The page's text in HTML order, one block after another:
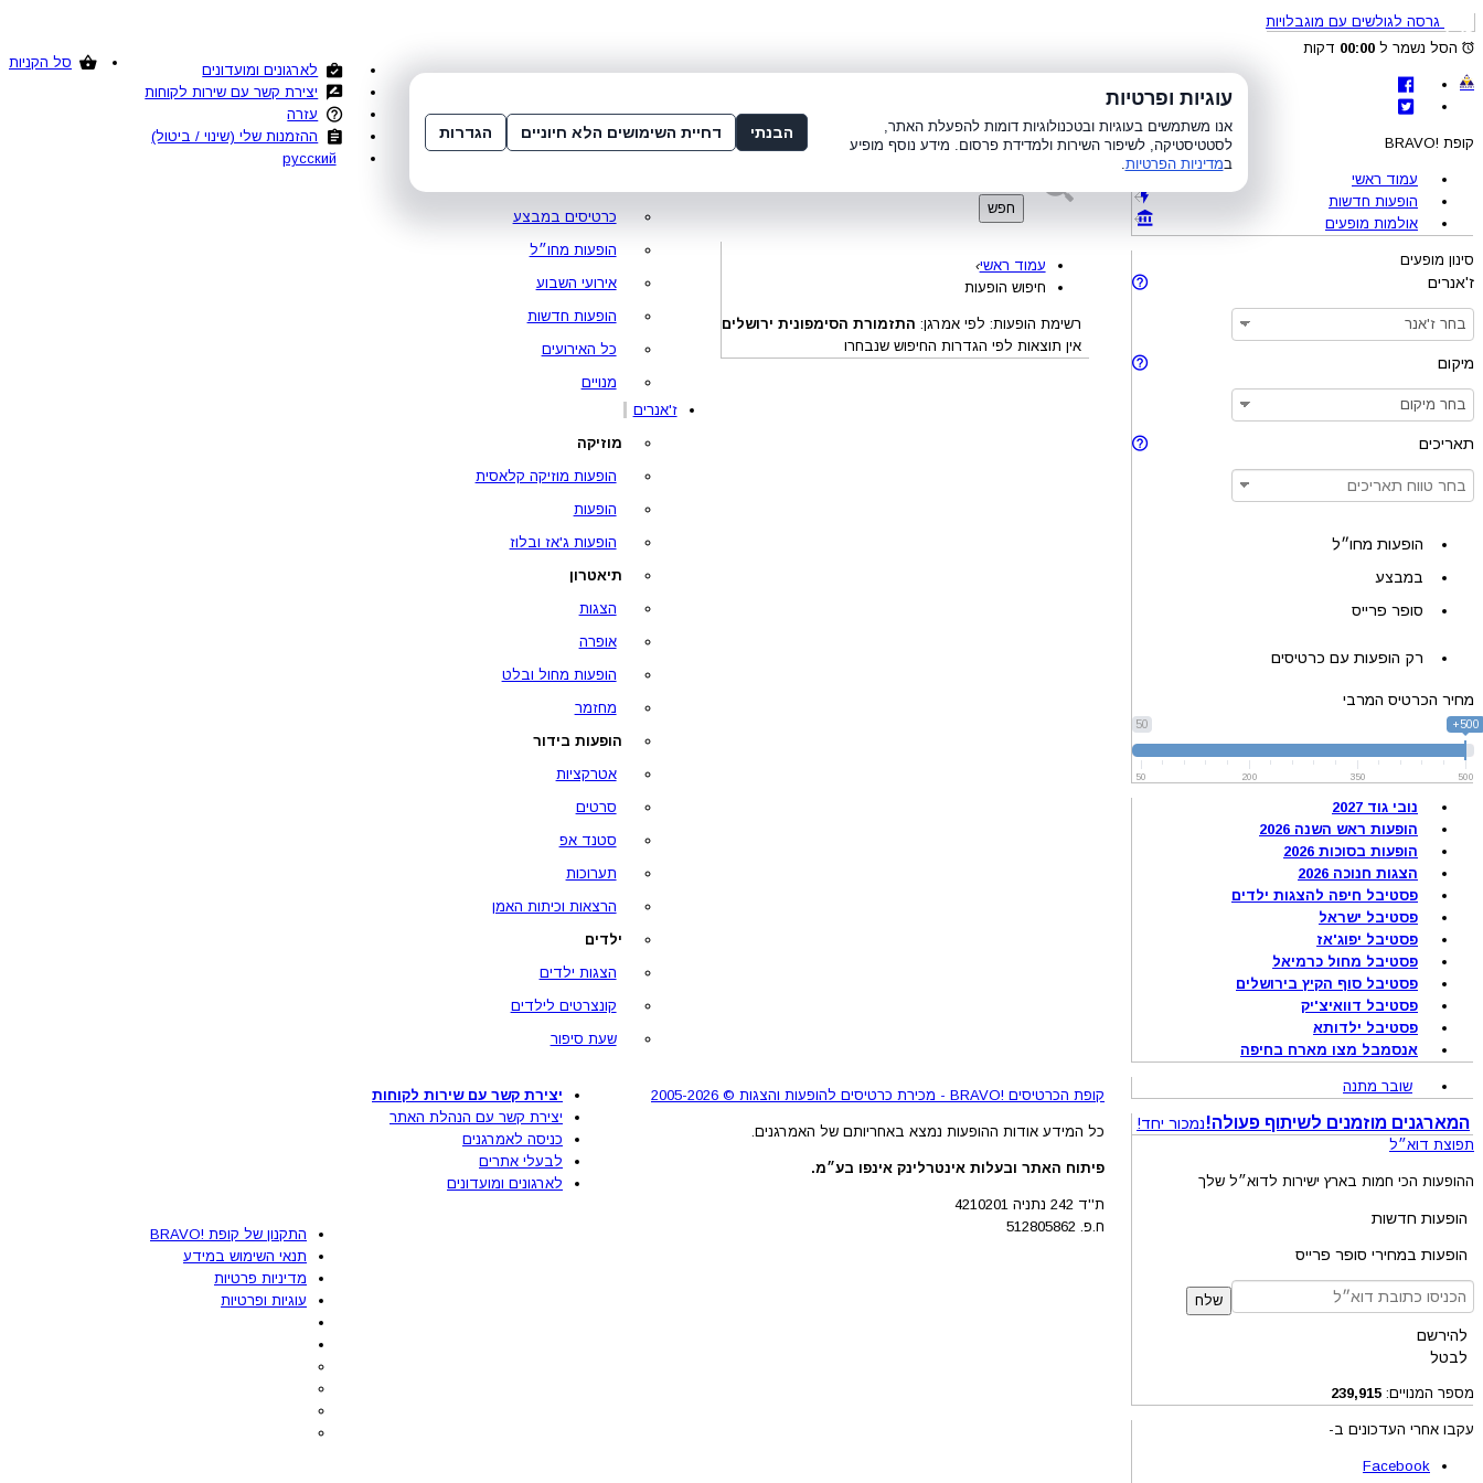
גרסה לגולשים עם מוגבלויות
סל הקניות
הסל נשמר ל 00:00 דקות
קופת !BRAVO
עמוד ראשי
סופר פרייס
כרטיסים במבצע
הופעות מחו״ל
אירועי השבוע
הופעות חדשות
כל האירועים
מנויים
ז'אנרים
מוזיקה
הופעות מוזיקה קלאסית
הופעות
הופעות ג'אז ובלוז
תיאטרון
הצגות
אופרה
הופעות מחול ובלט
מחזמר
הופעות בידור
אטרקציות
סרטים
סטנד אפ
תערוכות
הרצאות וכיתות האמן
ילדים
הצגות ילדים
קונצרטים לילדים
שעת סיפור
לארגונים ומועדונים
יצירת קשר עם שירות לקוחות
עזרה
ההזמנות שלי (שינוי / ביטול)
русский
חפש
עמוד ראשי›
חיפוש הופעות
רשימת הופעות: לפי אמרגן: התזמורת הסימפונית ירושלים
אין תוצאות לפי הגדרות החיפוש שנבחרו
עמוד ראשי
הופעות חדשות
אולמות מופעים
סינון מופעים
ז'אנרים
מיקום
תאריכים
הופעות מחו״ל
במבצע
סופר פרייס
רק הופעות עם כרטיסים
מחיר הכרטיס המרבי
50 500+
50 200 350 500
נובי גוד 2027
הופעות ראש השנה 2026
הופעות בסוכות 2026
הצגות חנוכה 2026
פסטיבל חיפה להצגות ילדים
פסטיבל ישראל
פסטיבל יפוג'אז
פסטיבל מחול כרמיאל
פסטיבל סוף הקיץ בירושלים
פסטיבל דוואיצ'יק
פסטיבל ילדותא
אנסמבל מצו מארח בחיפה
שובר מתנה
המארגנים מוזמנים לשיתוף פעולה!נמכור יחד!
תפוצת דוא״ל
ההופעות הכי חמות בארץ ישירות לדוא״ל שלך
הופעות חדשות
הופעות במחירי סופר פרייס
שלח
להירשם
לבטל
מספר המנויים: 239,915
עקבו אחרי העדכונים ב-
Facebook
קופת הכרטיסים !BRAVO - מכירת כרטיסים להופעות והצגות © 2005-2026
כל המידע אודות ההופעות נמצא באחריותם של האמרגנים.
פיתוח האתר ובעלות אינטרלינק אינפו בע״מ.
ת''ד 242 נתניה 4210201
ח.פ. 512805862
יצירת קשר עם שירות לקוחות
יצירת קשר עם הנהלת האתר
כניסה לאמרגנים
לבעלי אתרים
לארגונים ומועדונים
התקנון של קופת !BRAVO
תנאי השימוש במידע
מדיניות פרטיות
עוגיות ופרטיות
עוגיות ופרטיות
אנו משתמשים בעוגיות ובטכנולוגיות דומות להפעלת האתר,
לסטטיסטיקה, לשיפור השירות ולמדידת פרסום. מידע נוסף מופיע
במדיניות הפרטיות.
הבנתי דחיית השימושים הלא חיוניים הגדרות